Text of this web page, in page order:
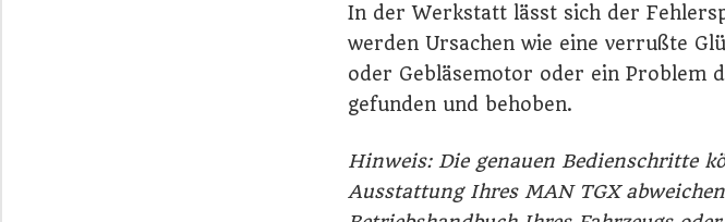
In der Werkstatt lässt sich der
werden Ursachen wie eine verrußte
oder Gebläsemotor oder ein Problem
gefunden und behoben.
Hinweis: Die genauen Bedienschritte
Ausstattung Ihres MAN TGX